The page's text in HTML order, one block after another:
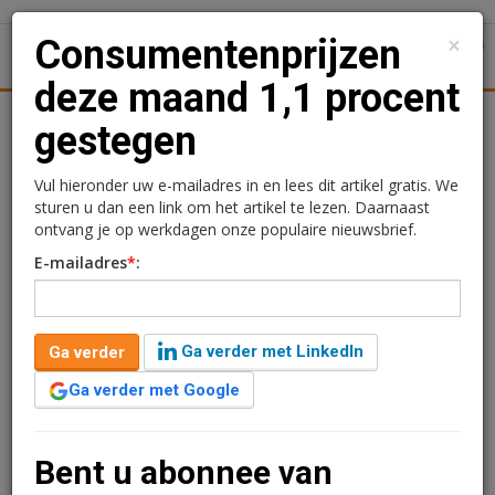
Woningmarkt
Consumentenprijzen deze
maand 1,1 procent
gestegen
Redactie
30 april 2026 om 09:04
3 maanden geleden aangepast
1 minuut leestijd
Bij de snelle raming stegen de prijzen voor
×
Consumentenprijzen
deze maand 1,1 procent
gestegen
Vul hieronder uw e-mailadres in en lees dit artikel gratis. We
sturen u dan een link om het artikel te lezen. Daarnaast
ontvang je op werkdagen onze populaire nieuwsbrief.
E-mailadres*:
Ga verder
Ga verder met LinkedIn
Ga verder met Google
Bent u abonnee van